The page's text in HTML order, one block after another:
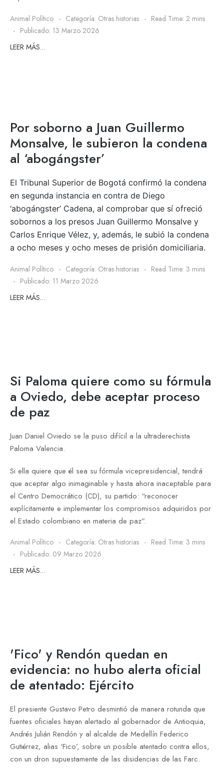
Animal Político Categoría: Otras historias
Read Time: 2 mins
Publicado: 13 Marzo 2026
LEER MÁS…
Por soborno a Juan Guillermo
Monsalve, le subieron la condena
al ‘abogángster’
El Tribunal Superior de Bogotá confirmó la condena
en segunda instancia en contra de Diego
‘abogángster’ Cadena, al comprobar que sí ofreció
sobornos a los presos Juan Guillermo Monsalve y
Carlos Enrique Vélez, y, además, le subió la condena
a ocho meses y ocho meses de prisión domiciliaria.
Animal Político Categoría: Otras historias
Read Time: 3 mins
Publicado: 11 Marzo 2026
LEER MÁS…
Si Paloma quiere como su fórmula
a Oviedo, debe aceptar proceso
de paz
Juan Daniel Oviedo se la puso difícil a la ultraderechista
Paloma Valencia.
Si ella quiere que él sea su fórmula vicepresidencial, tendrá
que aceptar algo inimaginable y hasta ahora inaceptable para
el Centro Democrático (CD), su partido: “reconocer
explícitamente e implementar los compromisos adquiridos por
el Estado colombiano en materia de paz”.
Animal Político Categoría: Otras historias
Read Time: 3 mins
Publicado: 09 Marzo 2026
LEER MÁS…
'Fico' y Rendón quedan en
evidencia: no hubo alerta oficial
de atentado: Ejército
El presiente Gustavo Petro desmintió de manera rotunda que
fuentes oficiales hayan alertado al gobernador de Antioquia,
Andrés Julián Rendón y al alcalde de Medellín Federico
Gutiérrez, alias ‘Fico’, sobre un posible atentado contra ellos,
con un dron supuestamente de las disidencias de las Farc.